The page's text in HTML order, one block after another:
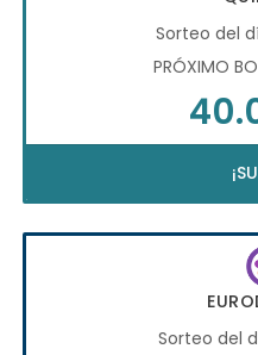
Sorteo del
PRÓXIMO
Sorteo del